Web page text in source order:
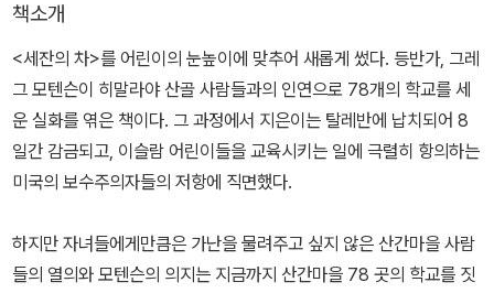
책소개
<세잔의 차>를 어린이의 눈높이에 맞추어 새롭게 썼다. 등반가, 그레
그 모텐슨이 히말라야 산골 사람들과의 인연으로 78개의 학교를 세
운 실화를 엮은 책이다. 그 과정에서 지은이는 탈레반에 납치되어 8
일간 감금되고, 이슬람 어린이들을 교육시키는 일에 극렬히 항의하는
미국의 보수주의자들의 저항에 직면했다.
하지만 자녀들에게만큼은 가난을 물려주고 싶지 않은 산간마을 사람
들의 열의와 모텐슨의 의지는 지금까지 산간마을 78 곳의 학교를 짓